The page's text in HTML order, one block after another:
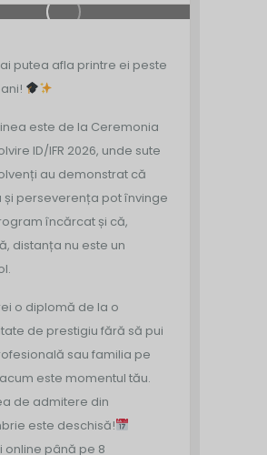
putea afla printre ei peste
este de la Ceremonia
ID/IFR 2026, unde sute
au demonstrat că
și perseverența pot învinge
încărcat și că,
distanța nu este un
o diplomă de la o
de prestigiu fără să pui
sau familia pe
este momentul tău.
de admitere din
este deschisă!
online până pe 8